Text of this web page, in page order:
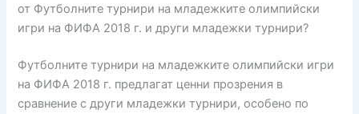
от Футболните турнири на младежките олимпийски
игри на ФИФА 2018 г. и други младежки турнири?
Футболните турнири на младежките олимпийски игри
на ФИФА 2018 г. предлагат ценни прозрения в
сравнение с други младежки турнири, особено по